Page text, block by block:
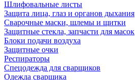
Шлифовальные листы
Защита лица, глаз и органов дыхания
Сварочные маски, шлемы и щитки
Защитные стекла, запчасти для масок
Блоки подачи воздуха
Защитные очки
Респираторы
Спецодежда для сварщиков
Одежда сварщика